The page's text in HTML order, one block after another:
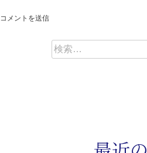
検
索